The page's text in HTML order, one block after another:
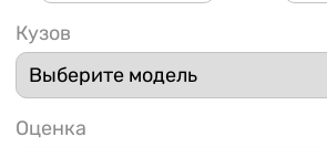
Кузов
Оценка